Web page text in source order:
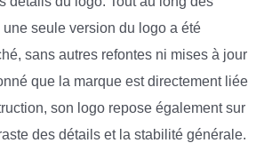
seule version du logo a été
sans autres refontes ni mises à jour
que la marque est directement liée
son logo repose également sur
des détails et la stabilité générale.